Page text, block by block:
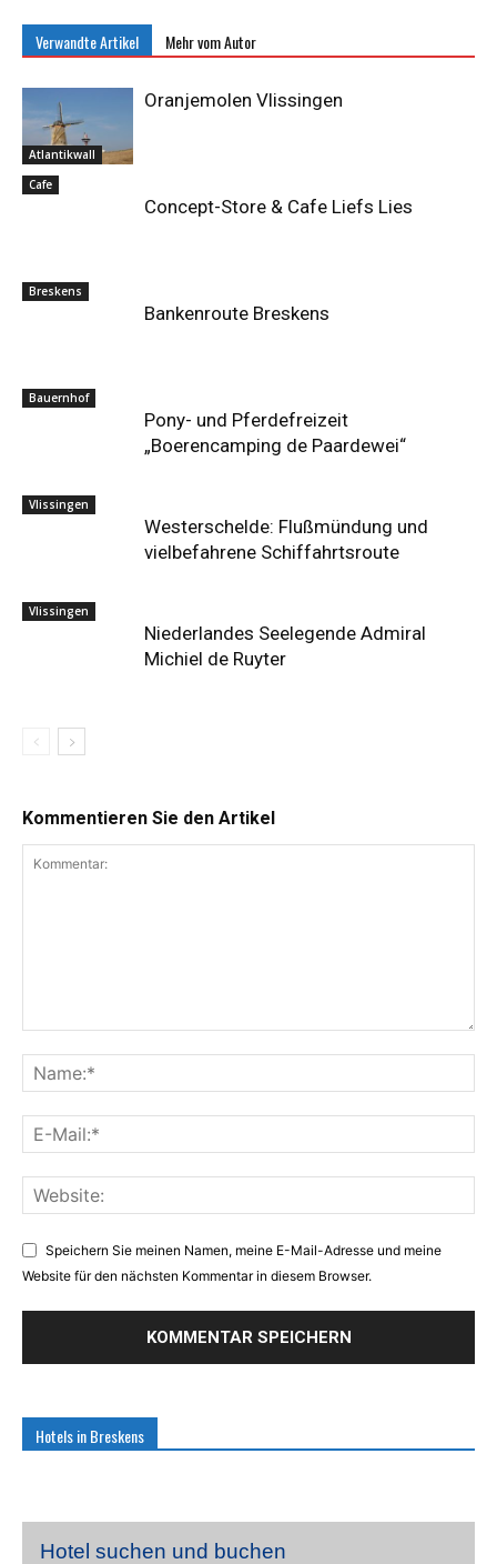
Verwandte Artikel Mehr vom Autor
Atlantikwall
Oranjemolen Vlissingen
Cafe
Concept-Store & Cafe Liefs Lies
Breskens
Bankenroute Breskens
Bauernhof
Pony- und Pferdefreizeit
„Boerencamping de Paardewei“
Vlissingen
Westerschelde: Flußmündung und
vielbefahrene Schiffahrtsroute
Vlissingen
Niederlandes Seelegende Admiral
Michiel de Ruyter
Kommentieren Sie den Artikel
Speichern Sie meinen Namen, meine E-Mail-Adresse und meine
Website für den nächsten Kommentar in diesem Browser.
Hotels in Breskens
Hotel suchen und buchen